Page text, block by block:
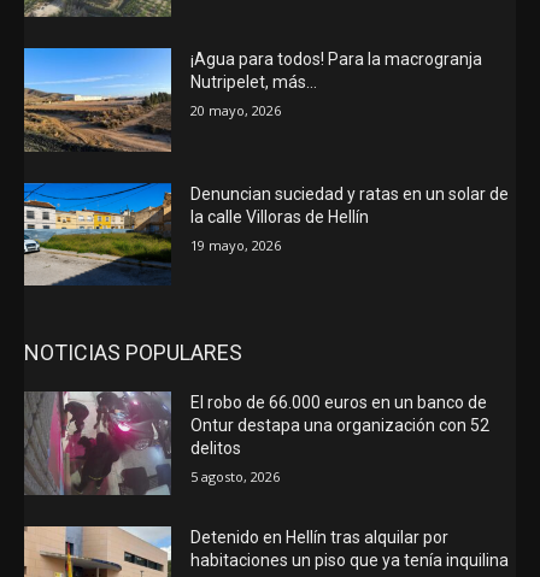
¡Agua para todos! Para la macrogranja
Nutripelet, más…
20 mayo, 2026
Denuncian suciedad y ratas en un solar de
la calle Villoras de Hellín
19 mayo, 2026
NOTICIAS POPULARES
El robo de 66.000 euros en un banco de
Ontur destapa una organización con 52
delitos
5 agosto, 2026
Detenido en Hellín tras alquilar por
habitaciones un piso que ya tenía inquilina